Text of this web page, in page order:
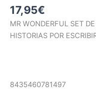
17,95€
MR WONDERFUL SET
HISTORIAS POR
8435460781497